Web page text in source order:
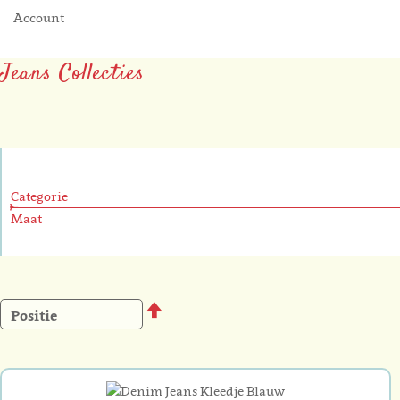
Account
Jeans Collecties
sorteren
Categorie
Maat